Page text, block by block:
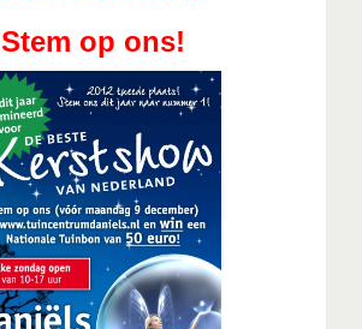
Stem op ons!